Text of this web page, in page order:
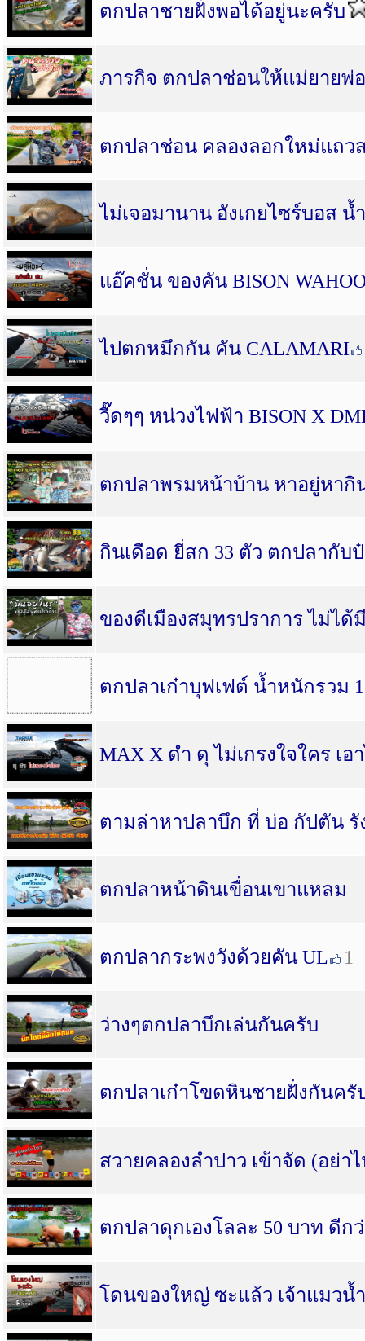
ตกปลาชายฝั่งพอได้อยู่นะครับ
ภารกิจ ตกปลาช่อนให้แม่ยายพ่
ตกปลาช่อน คลองลอกใหม่แถว
ไม่เจอมานาน อังเกยไซร์บอส น้
แอ๊คชั่น ของคัน BISON
ไปตกหมึกกัน คัน CALAMARI
วื๊ดๆๆ หน่วงไฟฟ้า BISON X
ตกปลาพรมหน้าบ้าน หาอยู่หา
กินเดือด ยี่สก 33 ตัว ตกปลากับ
ของดีเมืองสมุทรปราการ ไม่ได้
ตกปลาเก๋าบุฟเฟต์ น้ำหนักรวม
MAX X ดำ ดุ ไม่เกรงใจใคร เอ
ตามล่าหาปลาบึก ที่ บ่อ กัปตัน รั
ตกปลาหน้าดินเขื่อนเขาแหลม
ตกปลากระพงวังด้วยคัน UL 1
ว่างๆตกปลาบึกเล่นกันครับ
ตกปลาเก๋าโขดหินชายฝั่งกันครั
สวายคลองลำปาว เข้าจัด (อย่า
ตกปลาดุกเองโลละ 50 บาท ดี
โดนของใหญ่ ซะแล้ว เจ้าแมวน้